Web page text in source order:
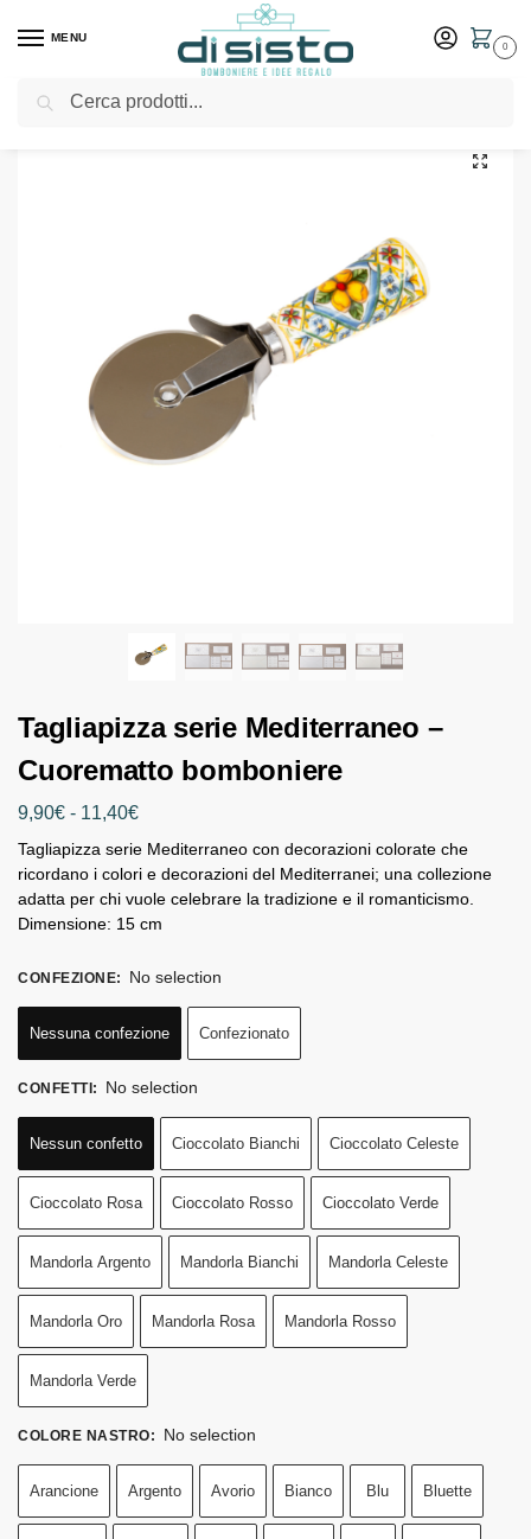
MENU
0
Home Shop Bomboniere
Tagliapizza serie Mediterraneo –
Cuorematto bomboniere
9,90€ - 11,40€
Tagliapizza serie Mediterraneo con decorazioni colorate che
ricordano i colori e decorazioni del Mediterranei; una collezione
adatta per chi vuole celebrare la tradizione e il romanticismo.
Dimensione: 15 cm
CONFEZIONE: No selection
Nessuna confezione Confezionato
CONFETTI: No selection
Nessun confetto Cioccolato Bianchi Cioccolato Celeste
Cioccolato Rosa Cioccolato Rosso Cioccolato Verde
Mandorla Argento Mandorla Bianchi Mandorla Celeste
Mandorla Oro Mandorla Rosa Mandorla Rosso
Mandorla Verde
COLORE NASTRO: No selection
Arancione Argento Avorio Bianco Blu Bluette